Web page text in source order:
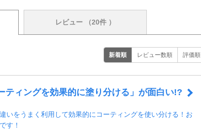
レビュー （20件 ）
新着順 レビュー数順 評価順
ティングを効果的に塗り分ける」が面白い!?
いをうまく利用して効果的にコーティングを使い分ける！お
す！